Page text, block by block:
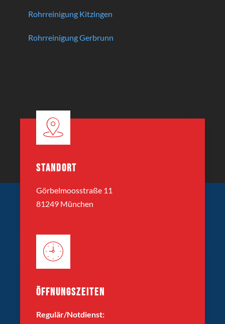
Rohrreinigung Kitzingen
Rohrreinigung Gerbrunn
STANDORT
Görbelmoosstraße 11
81249 München
ÖFFNUNGSZEITEN
Regulär/Notdienst: